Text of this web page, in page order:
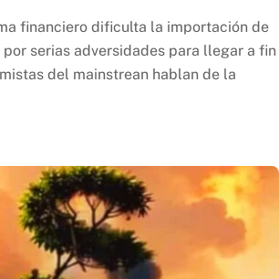
financiero dificulta la importación de
serias adversidades para llegar a fin
del mainstrean hablan de la